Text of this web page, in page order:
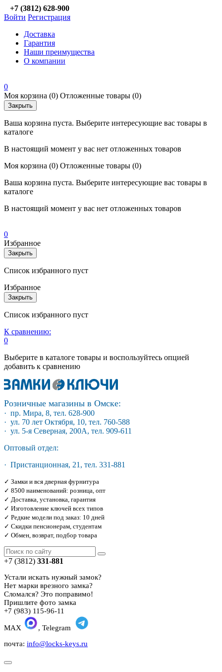
+7 (3812) 628-900
Войти Регистрация
Доставка
Гарантия
Наши преимущества
О компании
0
Моя корзина (0) Отложенные товары (0)
Закрыть
Ваша корзина пуста. Выберите интересующие вас товары в
каталоге
В настоящий момент у вас нет отложенных товаров
Моя корзина (0) Отложенные товары (0)
Ваша корзина пуста. Выберите интересующие вас товары в
каталоге
В настоящий момент у вас нет отложенных товаров
0
Избранное
Закрыть
Список избранного пуст
Избранное
Закрыть
Список избранного пуст
К сравнению:
0
Выберите в каталоге товары и воспользуйтесь опцией
добавить к сравнению
Розничные магазины в Омске:
· пр. Мира, 8, тел. 628-900
· ул. 70 лет Октября, 10, тел. 760-588
· ул. 5-я Северная, 200А, тел. 909-611
Оптовый отдел:
· Пристанционная, 21, тел. 331-881
✓ Замки и вся дверная фурнитура
✓ 8500 наименований: розница, опт
✓ Доставка, установка, гарантия
✓ Изготовление ключей всех типов
✓ Редкие модели под заказ: 10 дней
✓ Скидки пенсионерам, студентам
✓ Обмен, возврат, подбор товара
+7 (3812) 331-881
Устали искать нужный замок?
Нет марки врезного замка?
Сломался? Это поправимо!
Пришлите фото замка
+7 (983) 115-96-11
MAX
, Telegram
почта: info@locks-keys.ru